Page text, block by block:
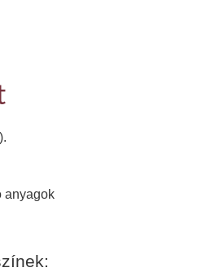
anyagok